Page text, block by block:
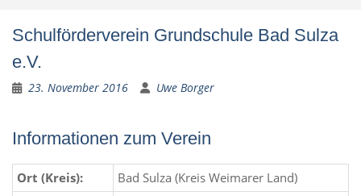
Schulförderverein Grundschule Bad Sulza
e.V.
23. November 2016 Uwe Borger
Informationen zum Verein
Ort (Kreis):
Bad Sulza (Kreis Weimarer Land)